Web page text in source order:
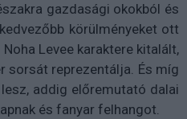
gazdasági okokból és
körülményeket ott
Levee karaktere kitalált,
sorsát reprezentálja. És míg
addig előremutató dalai
és fanyar felhangot.